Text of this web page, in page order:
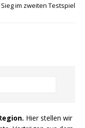
im zweiten Testspiel
Hier stellen wir